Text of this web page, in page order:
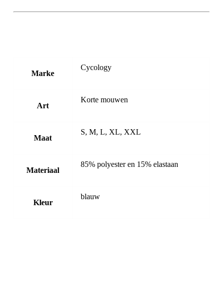
Marke
Cycology
Art
Korte mouwen
Maat
S, M, L, XL, XXL
Materiaal
85% polyester en 15% elastaan
Kleur
blauw